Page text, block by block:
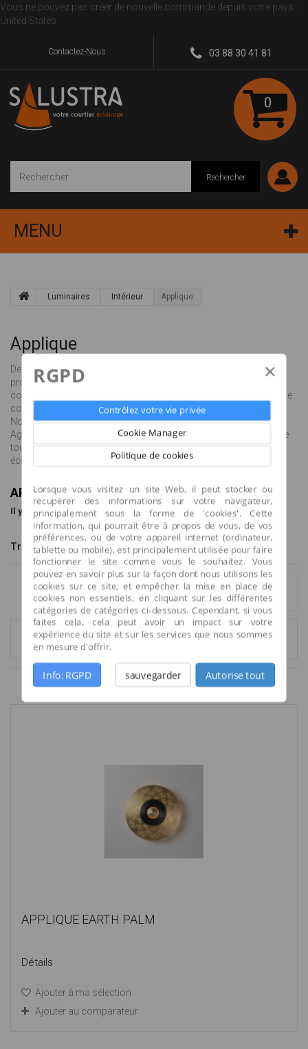
×
RGPD
Contrôlez votre vie privée
Cookie Manager
Politique de cookies
Lorsque vous visitez un site Web, il peut stocker ou
récupérer des informations sur votre navigateur,
principalement sous la forme de 'cookies'. Cette
information, qui pourrait être à propos de vous, de vos
préférences, ou de votre appareil internet (ordinateur,
tablette ou mobile), est principalement utilisée pour faire
fonctionner le site comme vous le souhaitez. Vous
pouvez en savoir plus sur la façon dont nous utilisons les
cookies sur ce site, et empêcher la mise en place de
cookies non essentiels, en cliquant sur les différentes
catégories de catégories ci-dessous. Cependant, si vous
faites cela, cela peut avoir un impact sur votre
expérience du site et sur les services que nous sommes
en mesure d'offrir.
Info: RGPD sauvegarder Autorise tout
Vous ne pouvez pas créer de nouvelle commande depuis votre pays :
United States
Contactez-Nous 03 88 30 41 81
0
Rechercher
MENU
Luminaires Intérieur Applique
Applique
Des appliques pour tous les styles ! Chez Salustra, nous vous
proposons des modèles d'appliques classiques ou
contemporains, spécifiques pour éclairage de tableaux ou encore
conçues pour les pièces humides comme les salles de bains.
Notre gamme répondra à tous vos besoins d'éclairage.
Agrémentez votre intérieur d'appliques : dans un couloir pour une
touche de lumière tamisée ou dans les pièces à vivre pour un
éclairage indirect convivial.
APPLIQUE
Il y a 107 produits.
Tri -- Montrer 6 par page
Comparer (0 )
Afficher tout
1 2 3 ... 18
Résultats 1 - 6 sur 107.
APPLIQUE EARTH PALM
Détails
Ajouter à ma sélection
Ajouter au comparateur